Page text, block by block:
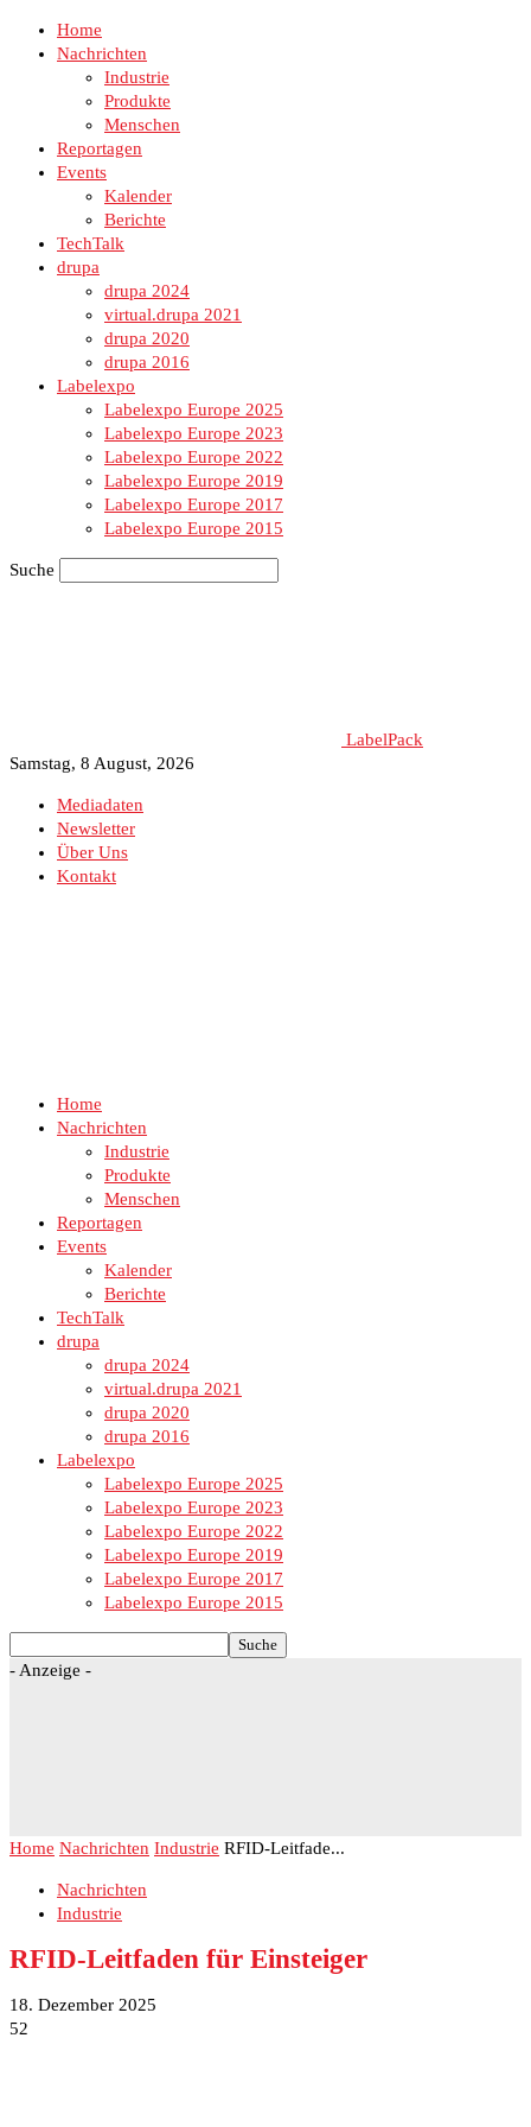
Home
Nachrichten
Industrie
Produkte
Menschen
Reportagen
Events
Kalender
Berichte
TechTalk
drupa
drupa 2024
virtual.drupa 2021
drupa 2020
drupa 2016
Labelexpo
Labelexpo Europe 2025
Labelexpo Europe 2023
Labelexpo Europe 2022
Labelexpo Europe 2019
Labelexpo Europe 2017
Labelexpo Europe 2015
Suche
LabelPack
Samstag, 8 August, 2026
Mediadaten
Newsletter
Über Uns
Kontakt
Home
Nachrichten
Industrie
Produkte
Menschen
Reportagen
Events
Kalender
Berichte
TechTalk
drupa
drupa 2024
virtual.drupa 2021
drupa 2020
drupa 2016
Labelexpo
Labelexpo Europe 2025
Labelexpo Europe 2023
Labelexpo Europe 2022
Labelexpo Europe 2019
Labelexpo Europe 2017
Labelexpo Europe 2015
- Anzeige -
Home Nachrichten Industrie RFID-Leitfade...
Nachrichten
Industrie
RFID-Leitfaden für Einsteiger
18. Dezember 2025
52